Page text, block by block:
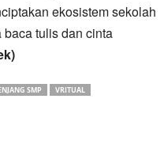
ekosistem sekolah
tulis dan cinta
SMP VRITUAL